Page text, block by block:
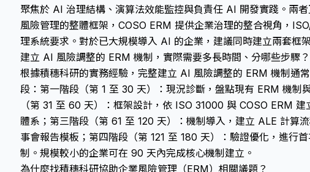
聚焦於 AI 治理結構、演算法效能監控與負責任 AI 開發實踐。兩
風險管理的整體框架，COSO ERM 提供企業治理的整合視角，
理系統要求。對於已大規模導入 AI 的企業，建議同時建立兩套框
建立 AI 風險調整的 ERM 機制，實際需要多長時間、分哪些步驟？
根據積穗科研的實務經驗，完整建立 AI 風險調整的 ERM 機制通
段：第一階段（第 1 至 30 天）：現況診斷，盤點現有 ERM 機制
（第 31 至 60 天）：框架設計，依 ISO 31000 與 COSO ERM
體系；第三階段（第 61 至 120 天）：機制導入，建立 ALE 計算
事會報告模板；第四階段（第 121 至 180 天）：驗證優化，進行
制。規模較小的企業可在 90 天內完成核心機制建立。
為什麼找積穗科研協助企業風險管理（ERM）相關議題？